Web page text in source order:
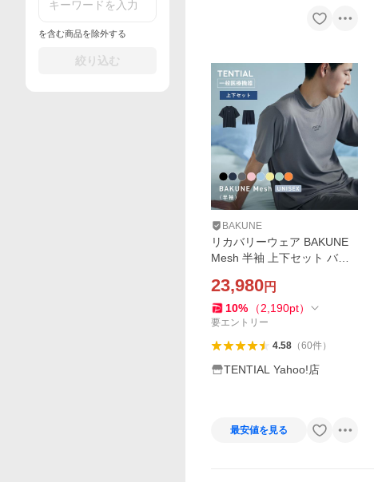
BAKUNE
リカバリーウェア BAKUNE
Mesh 半袖 上下セット バク
バリーウエア 一般医療機器
レディース メンズ テンシャ
ル メッシュ
23,980円
10% （2,190pt）
要エントリー
4.58（60件）
TENTIAL Yahoo!店
最安値を見る
を含む商品を除外する
絞り込む